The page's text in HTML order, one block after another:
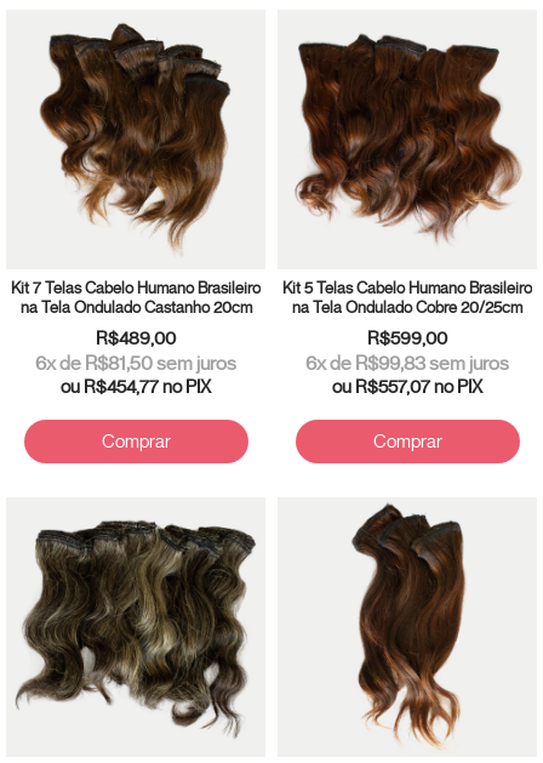
Kit 7 Telas Cabelo Humano Brasileiro
na Tela Ondulado Castanho 20cm
R$489,00
6x de R$81,50sem juros
ou R$454,77no PIX
Comprar
Kit 5 Telas Cabelo Humano Brasileiro
na Tela Ondulado Cobre 20/25cm
R$599,00
6x de R$99,83sem juros
ou R$557,07no PIX
Comprar